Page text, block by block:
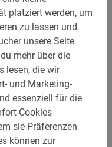
platziert werden, um
zu lassen und
unsere Seite
mehr über die
lesen, die wir
und Marketing-
essenziell für die
Cookies
sie Präferenzen
können zur
gleich am ersten Tag.
der Reise einen tollen
ist im Preis
Städtetrip beginnt
Baja Bikes!